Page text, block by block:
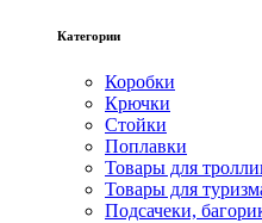
Категории
Коробки
Крючки
Стойки
Поплавки
Товары для
Товары для
Подсачеки,